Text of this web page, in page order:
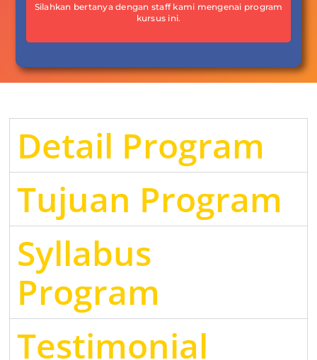
Silahkan bertanya dengan staff kami mengenai program
kursus ini.
Detail Program
Tujuan Program
Syllabus
Program
Testimonial